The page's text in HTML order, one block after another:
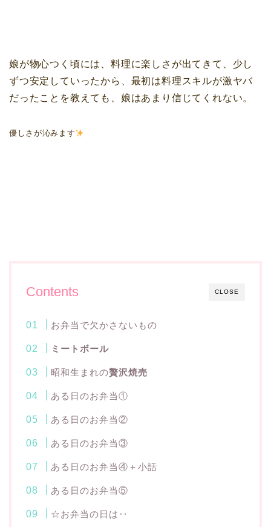
娘が物心つく頃には、料理に楽しさが出てきて、少し
ずつ安定していったから、最初は料理スキルが激ヤバ
だったことを教えても、娘はあまり信じてくれない。
優しさが沁みます
CLOSE
Contents
お弁当で欠かさないもの
ミートボール
昭和生まれの贅沢焼売
ある日のお弁当①
ある日のお弁当②
ある日のお弁当③
ある日のお弁当④＋小話
ある日のお弁当⑤
☆お弁当の日は‥